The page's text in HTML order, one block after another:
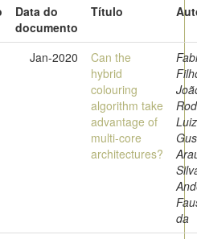
Data do
documento
Título
Jan-2020
Can the
hybrid
colouring
algorithm take
advantage of
multi-core
architectures?
Luiz
da